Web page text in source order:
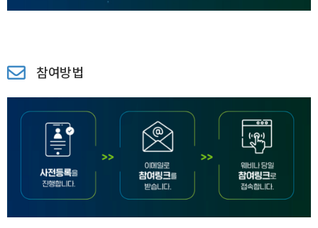
참여방법